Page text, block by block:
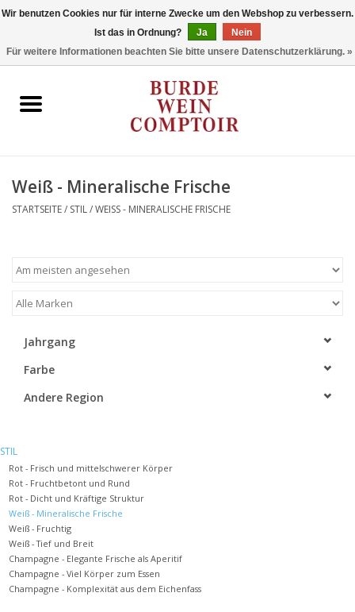
Stil
Marken
Weiß - Mineralische Frische
STARTSEITE/ STIL/WEISS - MINERALISCHE FRISCHE
Jahrgang
Farbe
Andere Region
STIL
Rot - Frisch und mittelschwerer Körper
Rot - Fruchtbetont und Rund
Rot - Dicht und Kräftige Struktur
Weiß - Mineralische Frische
Weiß - Fruchtig
Weiß - Tief und Breit
Champagne - Elegante Frische als Aperitif
Champagne - Viel Körper zum Essen
Champagne - Komplexität aus dem Eichenfass
Wir benutzen Cookies nur für interne Zwecke um den Webshop zu verbessern.
Ist das in Ordnung?
Ja
Nein
Für weitere Informationen beachten Sie bitte unsere Datenschutzerklärung. »